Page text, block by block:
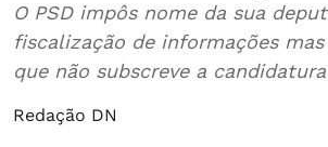
O PSD impôs nome da sua
fiscalização de informações
que não subscreve a candidatura
Redação DN